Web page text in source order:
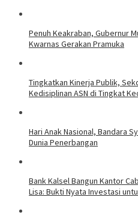
Penuh Keakraban, Gubernur
Kwarnas Gerakan Pramuka
Tingkatkan Kinerja Publik,
Kedisiplinan ASN di Tingkat
Hari Anak Nasional, Bandara
Dunia Penerbangan
Bank Kalsel Bangun Kantor
Lisa: Bukti Nyata Investasi